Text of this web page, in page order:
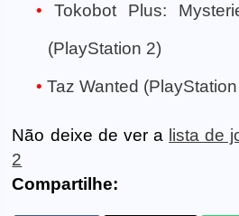
Tokobot Plus:
(PlayStation 2)
Taz Wanted
Não deixe de ver a lista de
2
Compartilhe: